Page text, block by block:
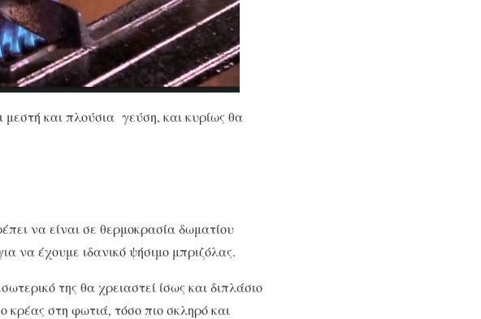
και πλούσια γεύση, και κυρίως θα
να είναι σε θερμοκρασία δωματίου
να έχουμε ιδανικό ψήσιμο μπριζόλας.
της θα χρειαστεί ίσως και διπλάσιο
κρέας στη φωτιά, τόσο πιο σκληρό και